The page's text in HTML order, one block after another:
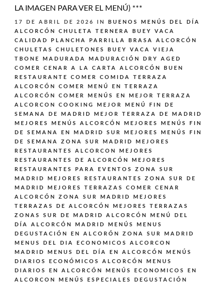
LA IMAGEN PARA VER EL MENÚ) ***
17 DE ABRIL DE 2026 IN
BUENOS MENÚS DEL DÍA
ALCORCÓN
CHULETA TERNERA BUEY VACA
CALIDAD PLANCHA PARRILLA BRASA ALCORCÓN
CHULETAS CHULETONES BUEY VACA VIEJA
TBONE MADURADA MADURACIÓN DRY AGED
COMER CENAR A LA CARTA ALCORCÓN BUEN
RESTAURANTE
COMER COMIDA TERRAZA
ALCORCÓN
COMER MENÚ EN TERRAZA
ALCORCÓN
COMER MENÚS EN MEJOR TERRAZA
ALCORCON
COOKING
MEJOR MENÚ FIN DE
SEMANA DE MADRID
MEJOR TERRAZA DE MADRID
MEJORES MENÚS ALCORCÓN
MEJORES MENÚS FIN
DE SEMANA EN MADRID SUR
MEJORES MENÚS FIN
DE SEMANA ZONA SUR MADRID
MEJORES
RESTAURANTES ALCORCON
MEJORES
RESTAURANTES DE ALCORCÓN
MEJORES
RESTAURANTES PARA EVENTOS ZONA SUR
MADRID
MEJORES RESTAURANTES ZONA SUR DE
MADRID
MEJORES TERRAZAS COMER CENAR
ALCORCÓN ZONA SUR MADRID
MEJORES
TERRAZAS DE ALCORCÓN
MEJORES TERRAZAS
ZONAS SUR DE MADRID ALCORCÓN
MENÚ DEL
DÍA ALCORCÓN MADRID
MENÚS
MENUS
DEGUSTACIÓN EN ALCORÓN ZONA SUR MADRID
MENUS DEL DIA ECONOMICOS ALCORCON
MADRID
MENUS DEL DÍA EN ALCORCÓN
MENÚS
DIARIOS ECONÓMICOS ALCORCÓN
MENUS
DIARIOS EN ALCORCÓN
MENÚS ECONOMICOS EN
ALCORCON
MENÚS ESPECIALES DEGUSTACIÓN